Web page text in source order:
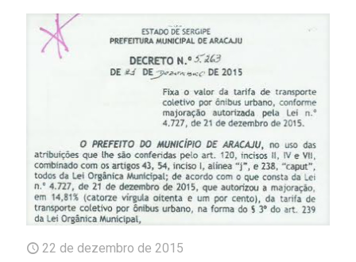
22 de dezembro de 2015